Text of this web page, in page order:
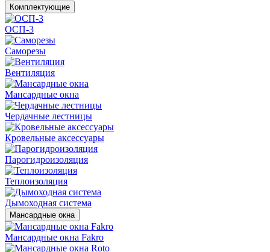
Комплектующие
ОСП-3
Саморезы
Вентиляция
Мансардные окна
Чердачные лестницы
Кровельные аксессуары
Парогидроизоляция
Теплоизоляция
Дымоходная система
Мансардные окна
Мансардные окна Fakro